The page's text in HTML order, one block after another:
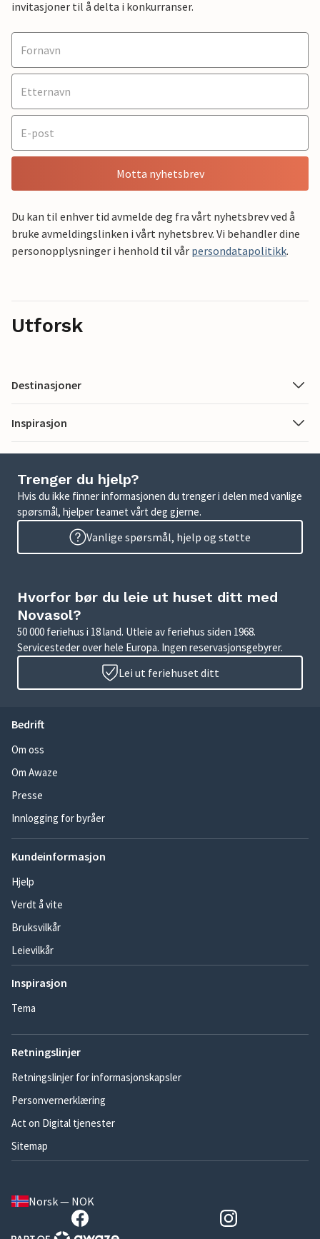
invitasjoner til å delta i konkurranser.
Motta nyhetsbrev
Du kan til enhver tid avmelde deg fra vårt nyhetsbrev ved å
bruke avmeldingslinken i vårt nyhetsbrev. Vi behandler dine
personopplysninger i henhold til vår persondatapolitikk.
Utforsk
Destinasjoner
Inspirasjon
Trenger du hjelp?
Hvis du ikke finner informasjonen du trenger i delen med vanlige
spørsmål, hjelper teamet vårt deg gjerne.
Vanlige spørsmål, hjelp og støtte
Hvorfor bør du leie ut huset ditt med
Novasol?
50 000 feriehus i 18 land. Utleie av feriehus siden 1968.
Servicesteder over hele Europa. Ingen reservasjonsgebyrer.
Lei ut feriehuset ditt
Bedrift
Om oss
Om Awaze
Presse
Innlogging for byråer
Kundeinformasjon
Hjelp
Verdt å vite
Bruksvilkår
Leievilkår
Inspirasjon
Tema
Retningslinjer
Retningslinjer for informasjonskapsler
Personvernerklæring
Act on Digital tjenester
Sitemap
Norsk — NOK